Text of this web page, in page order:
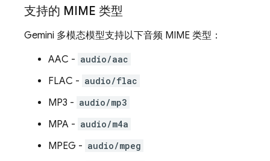
支持的 MIME 类型
Gemini 多模态模型支持以下音频 MIME 类型：
AAC - audio/aac
FLAC - audio/flac
MP3 - audio/mp3
MPA - audio/m4a
MPEG - audio/mpeg